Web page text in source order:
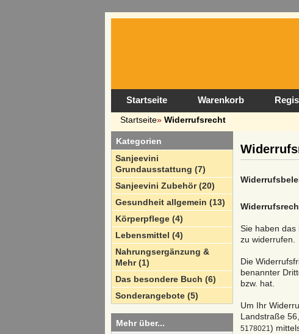
Startseite Warenkorb
Startseite» Widerrufsrecht
Kategorien
Sanjeevini
Grundausstattung (7)
Sanjeevini Zubehör (20)
Gesundheit allgemein (13)
Körperpflege (4)
Lebensmittel (4)
Nahrungsergänzung &
Mehr (1)
Das besondere Buch (6)
Sonderangebote (5)
Mehr über...
Sie haben das
zu widerrufen.
Die
benannter
bzw. hat.
Um Ihr
Landstraße
5178021 )